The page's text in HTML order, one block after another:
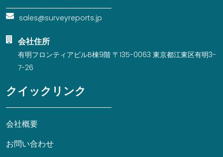
sales@surveyreports.jp
会社住所
有明フロンティアビルB棟9階 〒135-0063 東京都江東区有明3-
7-26
クイックリンク
会社概要
お問い合わせ